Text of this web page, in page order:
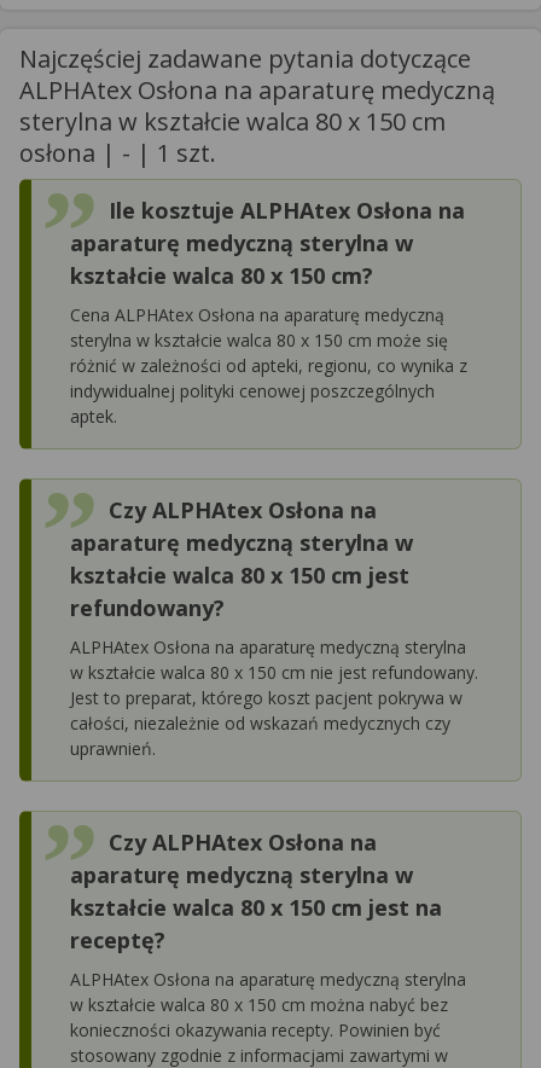
Najczęściej zadawane pytania dotyczące
ALPHAtex Osłona na aparaturę medyczną
sterylna w kształcie walca 80 x 150 cm
osłona | - | 1 szt.
Ile kosztuje ALPHAtex Osłona na
aparaturę medyczną sterylna w
kształcie walca 80 x 150 cm?
Cena ALPHAtex Osłona na aparaturę medyczną
sterylna w kształcie walca 80 x 150 cm może się
różnić w zależności od apteki, regionu, co wynika z
indywidualnej polityki cenowej poszczególnych
aptek.
Czy ALPHAtex Osłona na
aparaturę medyczną sterylna w
kształcie walca 80 x 150 cm jest
refundowany?
ALPHAtex Osłona na aparaturę medyczną sterylna
w kształcie walca 80 x 150 cm nie jest refundowany.
Jest to preparat, którego koszt pacjent pokrywa w
całości, niezależnie od wskazań medycznych czy
uprawnień.
Czy ALPHAtex Osłona na
aparaturę medyczną sterylna w
kształcie walca 80 x 150 cm jest na
receptę?
ALPHAtex Osłona na aparaturę medyczną sterylna
w kształcie walca 80 x 150 cm można nabyć bez
konieczności okazywania recepty. Powinien być
stosowany zgodnie z informacjami zawartymi w